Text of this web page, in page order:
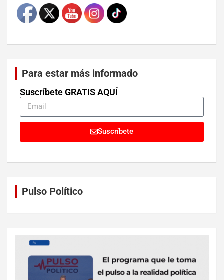
Para estar más informado
Suscríbete GRATIS AQUÍ
Suscríbete
Pulso Político